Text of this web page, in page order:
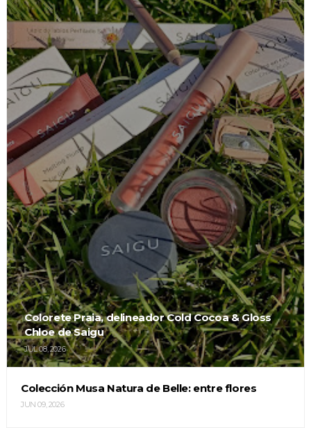
Colorete Praia, delineador Cold Cocoa & Gloss
Chloe de Saigu
JUL 08, 2026
Colección Musa Natura de Belle: entre flores
JUN 09, 2026